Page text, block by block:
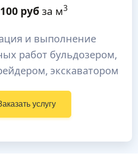
100 руб за м3
и выполнение
работ бульдозером,
экскаватором
услугу